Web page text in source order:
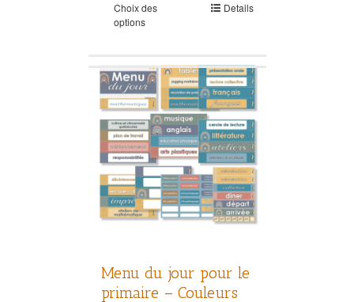
Choix des
options
Details
Menu du jour pour le
primaire – Couleurs